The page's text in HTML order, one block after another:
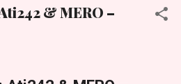
& MERO –